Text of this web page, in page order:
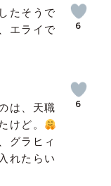
たそうで
エライで
6
は、天職
けど。
グラヒィ
れたらい
6